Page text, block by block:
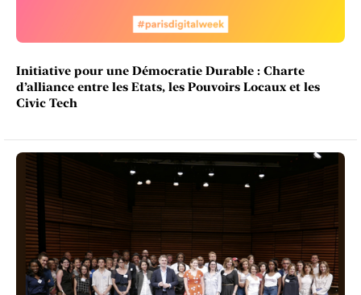
Initiative pour une Démocratie Durable : Charte
d’alliance entre les Etats, les Pouvoirs Locaux et les
Civic Tech